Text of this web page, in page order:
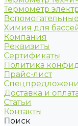
Термометр
Химия для
Компания
Реквизиты
Сертификаты
Политика
Прайс-лист
Доставка и
Статьи
Контакты
Поиск